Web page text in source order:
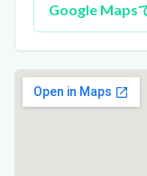
Google Maps